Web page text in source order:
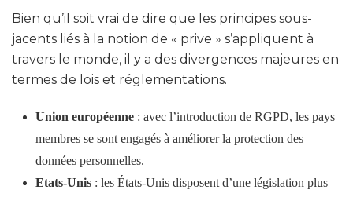
Bien qu’il soit vrai de dire que les principes sous-
jacents liés à la notion de « prive » s’appliquent à
travers le monde, il y a des divergences majeures en
termes de lois et réglementations.
Union européenne : avec l’introduction de RGPD, les pays
membres se sont engagés à améliorer la protection des
données personnelles.
Etats-Unis : les États-Unis disposent d’une législation plus